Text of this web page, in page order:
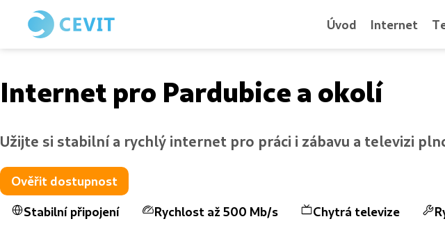
Úvod Internet
Internet pro Pardubice a okolí
Užijte si stabilní a rychlý internet pro práci i zábavu a televizi
Ověřit dostupnost
Stabilní připojení
Rychlost až 500 Mb/s Chytrá televize